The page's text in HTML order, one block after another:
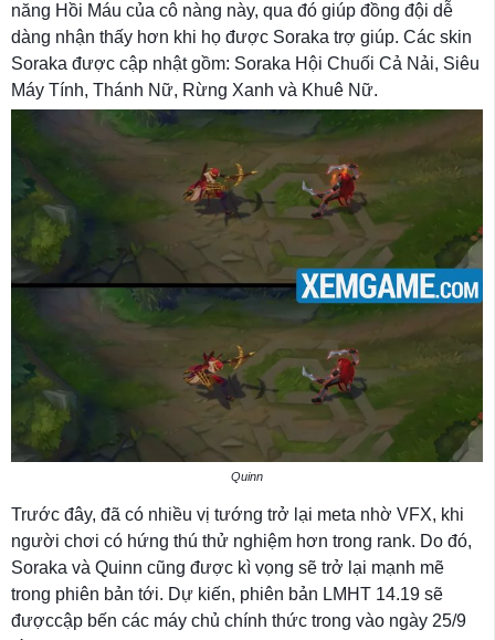
năng Hồi Máu của cô nàng này, qua đó giúp đồng đội dễ
dàng nhận thấy hơn khi họ được Soraka trợ giúp. Các skin
Soraka được cập nhật gồm: Soraka Hội Chuối Cả Nải, Siêu
Máy Tính, Thánh Nữ, Rừng Xanh và Khuê Nữ.
Quinn
Trước đây, đã có nhiều vị tướng trở lại meta nhờ VFX, khi
người chơi có hứng thú thử nghiệm hơn trong rank. Do đó,
Soraka và Quinn cũng được kì vọng sẽ trở lại mạnh mẽ
trong phiên bản tới. Dự kiến, phiên bản LMHT 14.19 sẽ
đượccập bến các máy chủ chính thức trong vào ngày 25/9